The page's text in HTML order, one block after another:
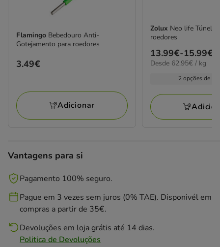
Flamingo Bebedouro Anti-
Gotejamento para roedores
Preço
3.49€
Adicionar
Zolux Neo life Túnel
roedores
Preço
de
15.99€
13.99€-15.99€
62.95€
Desde 62.95€ / kg
2 opções de
Vantagens para si
Pagamento 100% seguro.
Pague em 3 vezes sem juros (0% TAE). Disponivél em
compras a partir de 35€.
Devoluções em loja grátis até 14 dias.
Politica de Devoluções